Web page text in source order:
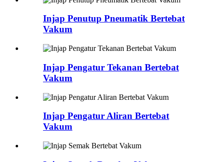
Injap Penutup Pneumatik Bertebat
Vakum
Injap Pengatur Tekanan Bertebat
Vakum
Injap Pengatur Aliran Bertebat
Vakum